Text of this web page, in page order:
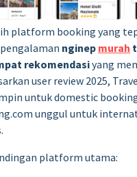
platform booking yang
nginep murah
rekomendasiyang
user review 2025,
untuk domestic
unggul untuk
platform utama: